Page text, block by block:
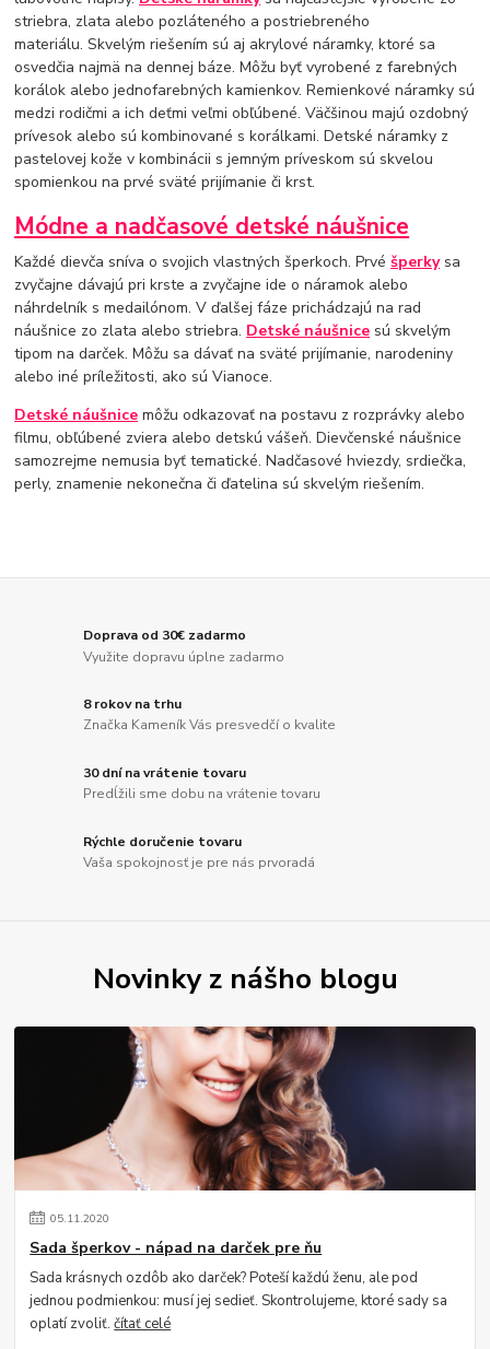
striebra, zlata alebo pozláteného a postriebreného
materiálu. Skvelým riešením sú aj akrylové náramky, ktoré sa
osvedčia najmä na dennej báze. Môžu byť vyrobené z farebných
korálok alebo jednofarebných kamienkov. Remienkové náramky sú
medzi rodičmi a ich deťmi veľmi obľúbené. Väčšinou majú ozdobný
prívesok alebo sú kombinované s korálkami. Detské náramky z
pastelovej kože v kombinácii s jemným príveskom sú skvelou
spomienkou na prvé sväté prijímanie či krst.
Módne a nadčasové detské náušnice
Každé dievča sníva o svojich vlastných šperkoch. Prvéšperkysa
zvyčajne dávajú pri krste a zvyčajne ide o náramok alebo
náhrdelník s medailónom. V ďalšej fáze prichádzajú na rad
náušnice zo zlata alebo striebra. Detské náušnice sú skvelým
tipom na darček. Môžu sa dávať na sväté prijímanie, narodeniny
alebo iné príležitosti, ako sú Vianoce.
Detské náušnice môžu odkazovať na postavu z rozprávky alebo
filmu, obľúbené zviera alebo detskú vášeň. Dievčenské náušnice
samozrejme nemusia byť tematické. Nadčasové hviezdy, srdiečka,
perly, znamenie nekonečna či ďatelina sú skvelým riešením.
Doprava od 30€ zadarmo
Využite dopravu úplne zadarmo
8 rokov na trhu
Značka Kameník Vás presvedčí o kvalite
30 dní na vrátenie tovaru
Predĺžili sme dobu na vrátenie tovaru
Rýchle doručenie tovaru
Vaša spokojnosť je pre nás prvoradá
Novinky z nášho blogu
05.11.2020
Sada šperkov - nápad na darček pre ňu
Sada krásnych ozdôb ako darček? Poteší každú ženu, ale pod
jednou podmienkou: musí jej sedieť. Skontrolujeme, ktoré sady sa
oplatí zvoliť.čítať celé